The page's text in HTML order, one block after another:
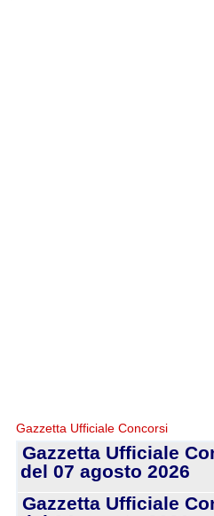
Gazzetta Ufficiale Concorsi
Gazzetta Ufficiale
del 07 agosto 2026
Gazzetta Ufficiale